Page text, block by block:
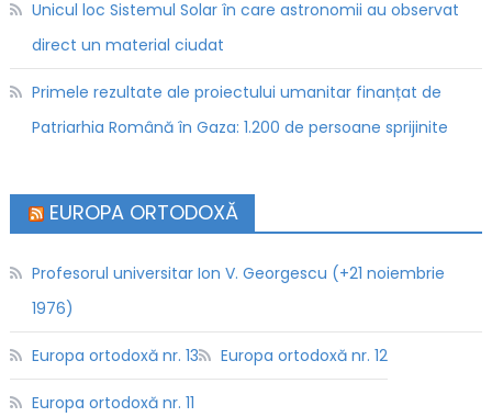
Unicul loc Sistemul Solar în care astronomii au observat
direct un material ciudat
Primele rezultate ale proiectului umanitar finanțat de
Patriarhia Română în Gaza: 1.200 de persoane sprijinite
EUROPA ORTODOXĂ
Profesorul universitar Ion V. Georgescu (+21 noiembrie
1976)
Europa ortodoxă nr. 13 Europa ortodoxă nr. 12
Europa ortodoxă nr. 11